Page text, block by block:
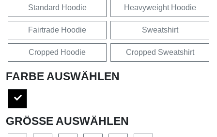
Standard Hoodie Heavyweight Hoodie
Fairtrade Hoodie Sweatshirt
Cropped Hoodie Cropped Sweatshirt
FARBE AUSWÄHLEN
GRÖSSE AUSWÄHLEN